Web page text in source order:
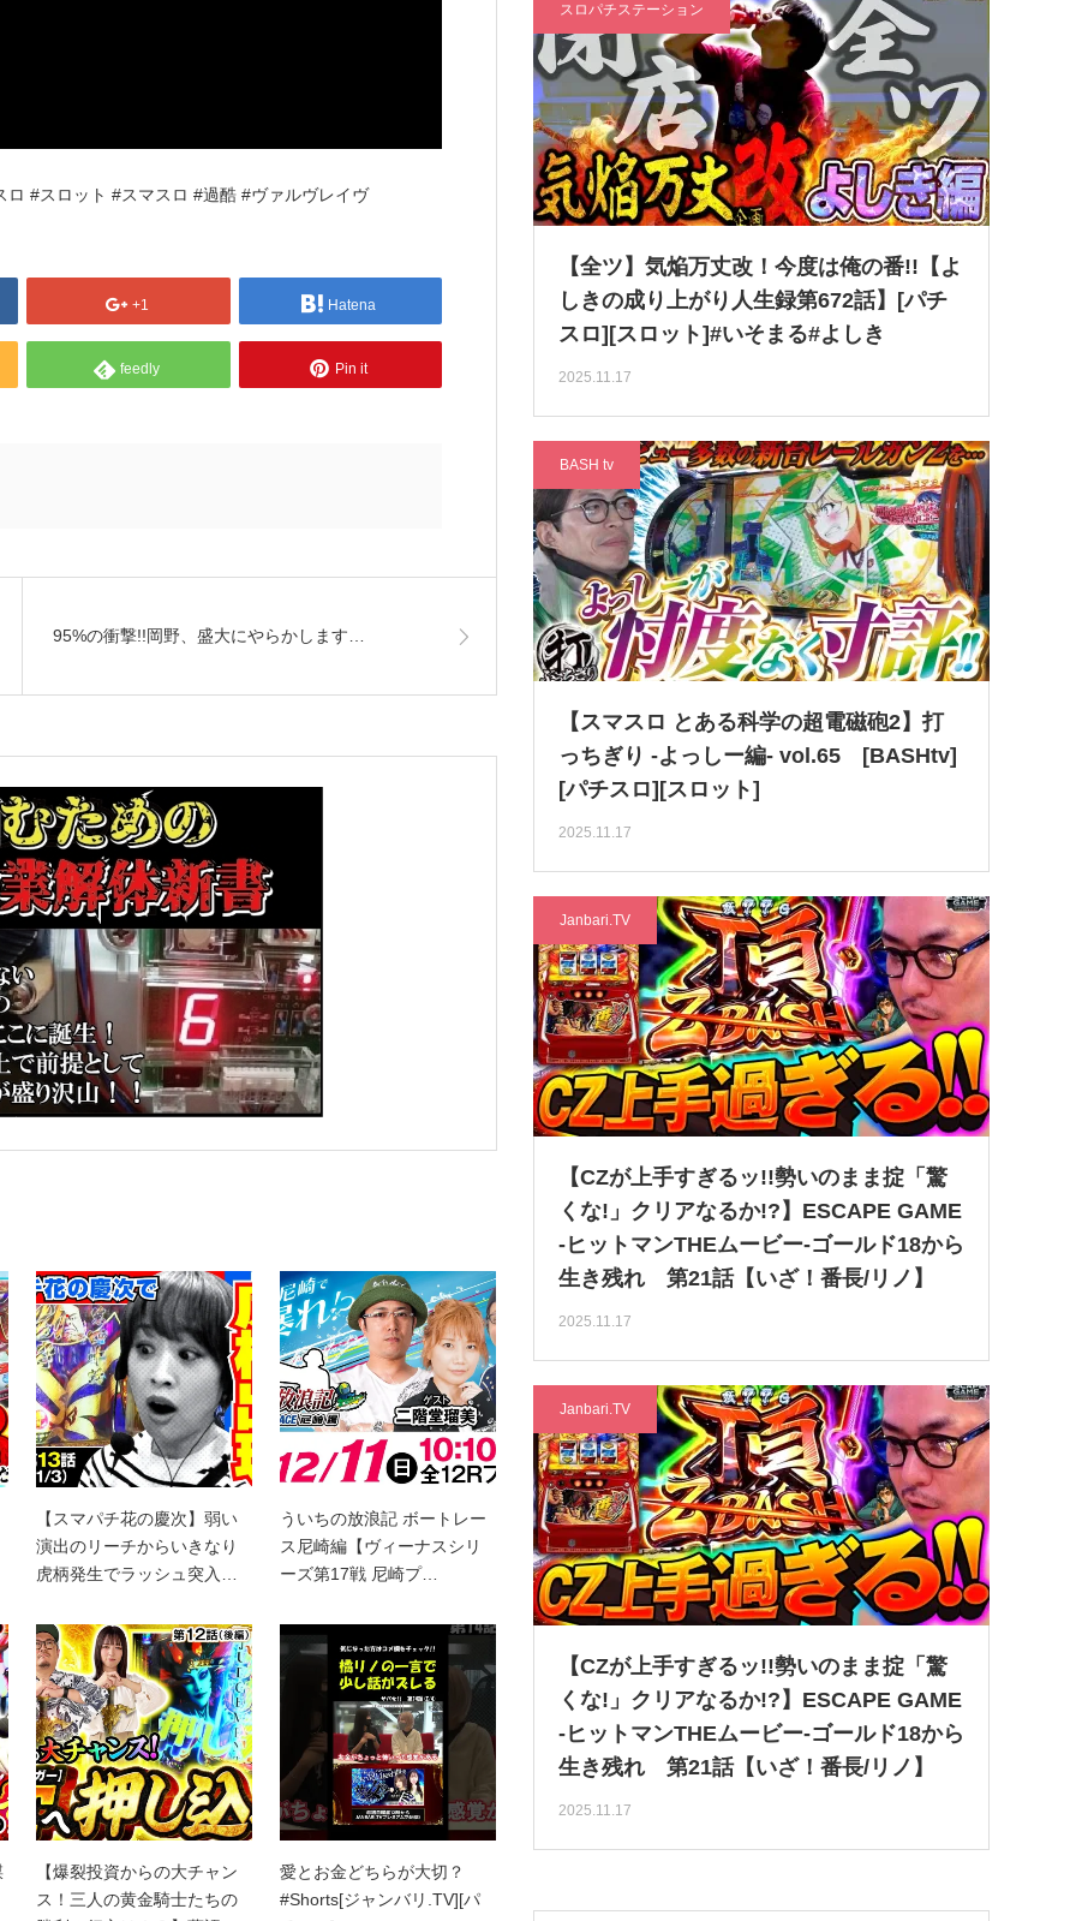
#スロット #スマスロ #過酷 #ヴァルヴレイヴ
+1 Hatena
feedly Pin it
95%の衝撃!!岡野、盛大にやらかします…
【スマパチ花の慶次】弱い
演出のリーチからいきなり
虎柄発生でラッシュ突入…
ういちの放浪記 ボートレー
ス尼崎編【ヴィーナスシリ
ーズ第17戦 尼崎プ…
【爆裂投資からの大チャン
ス！三人の黄金騎士たちの
愛とお金どちらが大切？
#Shorts[ジャンバリ.TV][パ
スロパチステーション
【全ツ】気焔万丈改！今度は俺の番!!【よ
しきの成り上がり人生録第672話】[パチ
スロ][スロット]#いそまる#よしき
2025.11.17
BASH tv
【スマスロ とある科学の超電磁砲2】打
っちぎり -よっしー編- vol.65 [BASHtv]
[パチスロ][スロット]
2025.11.17
Janbari.TV
【CZが上手すぎるッ!!勢いのまま掟「驚
くな!」クリアなるか!?】ESCAPE GAME
-ヒットマンTHEムービー-ゴールド18から
生き残れ 第21話【いざ！番長/リノ】
2025.11.17
Janbari.TV
【CZが上手すぎるッ!!勢いのまま掟「驚
くな!」クリアなるか!?】ESCAPE GAME
-ヒットマンTHEムービー-ゴールド18から
生き残れ 第21話【いざ！番長/リノ】
2025.11.17